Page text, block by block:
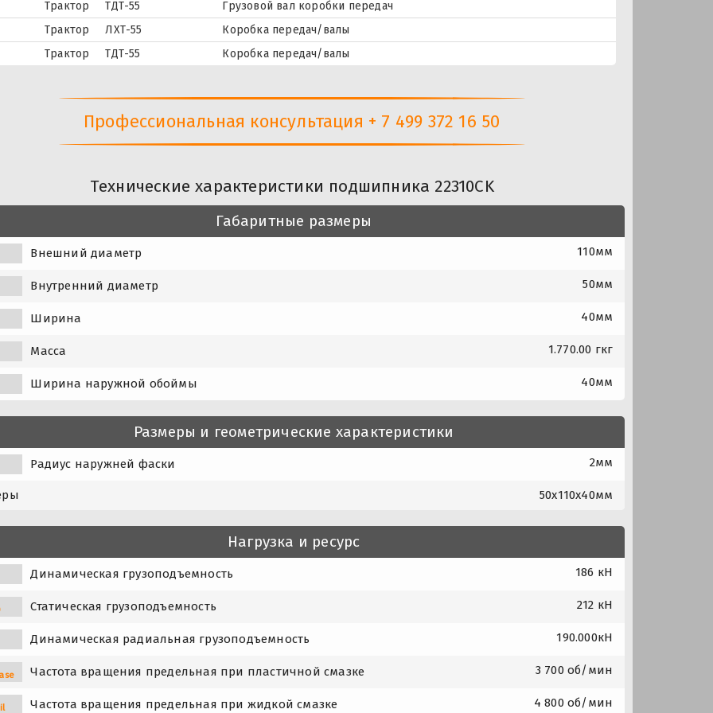
Трактор
ТДТ-55
Грузовой вал коробки передач
Трактор
ЛХТ-55
Коробка передач/валы
Трактор
ТДТ-55 Коробка передач/валы
Профессиональная консультация + 7 499 372 16 50
Технические характеристики подшипника 22310CK
Габаритные размеры
Внешний диаметр 110мм
Внутренний диаметр 50мм
Ширина 40мм
Масса 1.770.00 гкг
Ширина наружной обоймы 40мм
Размеры и геометрические характеристики
Радиус наружней фаски 2мм
50x110x40мм
Нагрузка и ресурс
Динамическая грузоподъемность 186 кН
Статическая грузоподъемность 212 кН
Динамическая радиальная грузоподъемность 190.000кН
Частота вращения предельная при пластичной смазке 3 700 об/мин
Частота вращения предельная при жидкой смазке 4 800 об/мин